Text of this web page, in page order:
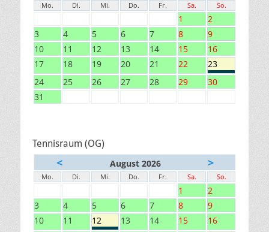
Mo. Di. Mi. Do. Fr. Sa. So.
1
2
3
4 5 6 7 8
9
10
11 12 13 14 15
16
17
18 19 20 21 22
23
24
25 26 27 28 29
30
31
Tennisraum (OG)
< August 2026 >
Mo. Di. Mi. Do. Fr. Sa. So.
1
2
3
4 5 6 7 8
9
10
11 12 13 14 15
16